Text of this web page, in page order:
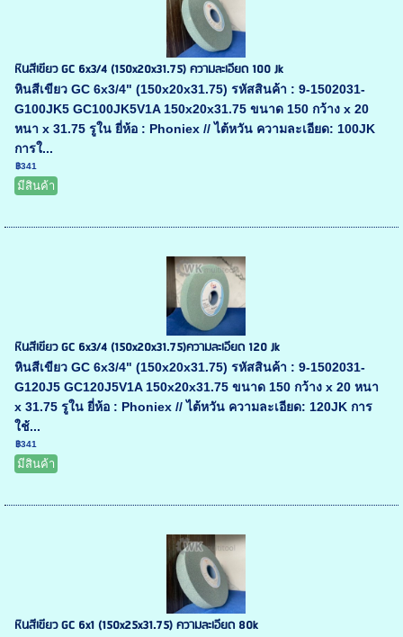
หินสีเขียว GC 6x3/4 (150x20x31.75) ความละเอียด 100 Jk
หินสีเขียว GC 6x3/4" (150x20x31.75) รหัสสินค้า : 9-1502031-
G100JK5 GC100JK5V1A 150x20x31.75 ขนาด 150 กว้าง x 20
หนา x 31.75 รูใน ยี่ห้อ : Phoniex // ไต้หวัน ความละเอียด: 100JK
การใ...
฿341
มีสินค้า
หินสีเขียว GC 6x3/4 (150x20x31.75)ความละเอียด 120 Jk
หินสีเขียว GC 6x3/4" (150x20x31.75) รหัสสินค้า : 9-1502031-
G120J5 GC120J5V1A 150x20x31.75 ขนาด 150 กว้าง x 20 หนา
x 31.75 รูใน ยี่ห้อ : Phoniex // ไต้หวัน ความละเอียด: 120JK การ
ใช้...
฿341
มีสินค้า
หินสีเขียว GC 6x1 (150x25x31.75) ความละเอียด 80k